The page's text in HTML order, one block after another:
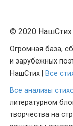
© 2020 НашСтих
Огромная база,
и зарубежных
НашСтих |
Все
Все анализы
литературном
творчества на